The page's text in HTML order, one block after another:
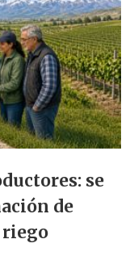
se
de
riego